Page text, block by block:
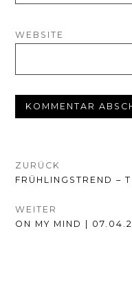
WEBSITE
ZURÜCK
VORHERIGER
FRÜHLINGSTREND –
WEITER
NÄCHSTER
ON MY MIND |